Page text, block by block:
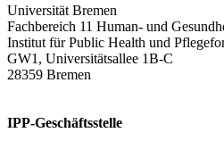
Universität Bremen
Fachbereich 11 Human- und
Institut für Public Health und
GW1, Universitätsallee 1B-C
28359 Bremen
IPP-Geschäftsstelle